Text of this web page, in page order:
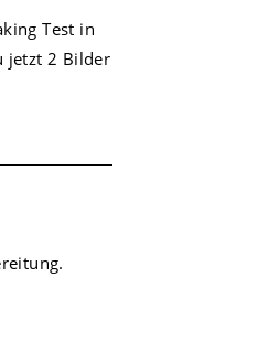
Test in
jetzt 2 Bilder